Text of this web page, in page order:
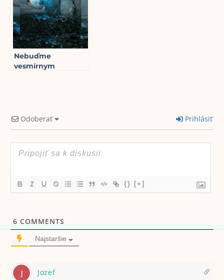
Nebuďme
vesmírnym
Odoberať Prihlásiť
{} [+]
6 COMMENTS
Najstaršie
Jozef